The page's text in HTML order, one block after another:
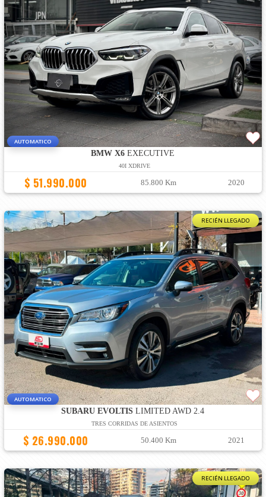
AUTOMATICO
BMW X6 EXECUTIVE
40I XDRIVE
$ 51.990.000 85.800 Km 2020
RECIÉN LLEGADO
AUTOMATICO
SUBARU EVOLTIS LIMITED AWD 2.4
TRES CORRIDAS DE ASIENTOS
$ 26.990.000 50.400 Km 2021
RECIÉN LLEGADO